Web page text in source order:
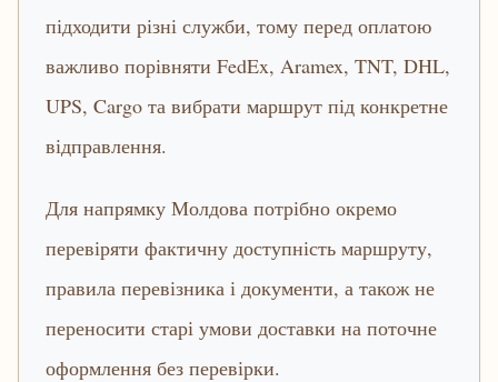
підходити різні служби, тому перед оплатою
важливо порівняти FedEx, Aramex, TNT, DHL,
UPS, Cargo та вибрати маршрут під конкретне
відправлення.
Для напрямку Молдова потрібно окремо
перевіряти фактичну доступність маршруту,
правила перевізника і документи, а також не
переносити старі умови доставки на поточне
оформлення без перевірки.